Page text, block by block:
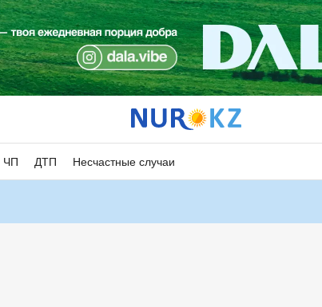
ЧП ДТП Несчастные случаи